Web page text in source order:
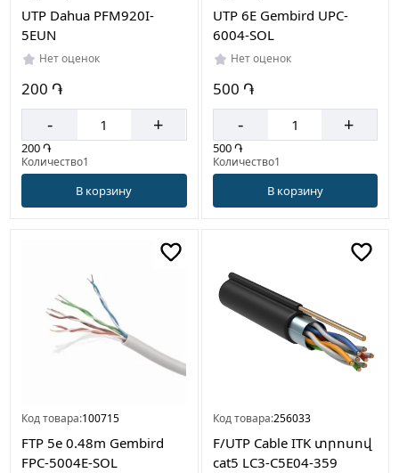
UTP Dahua PFM920I-
5EUN
Нет оценок
200 ֏
- +
200 ֏
Количество1
В корзину
UTP 6E Gembird UPC-
6004-SOL
Нет оценок
500 ֏
- +
500 ֏
Количество1
В корзину
Код товара:100715
FTP 5e 0.48m Gembird
FPC-5004E-SOL
Код товара:256033
F/UTP Cable ITK տրոսով
cat5 LC3-C5E04-359